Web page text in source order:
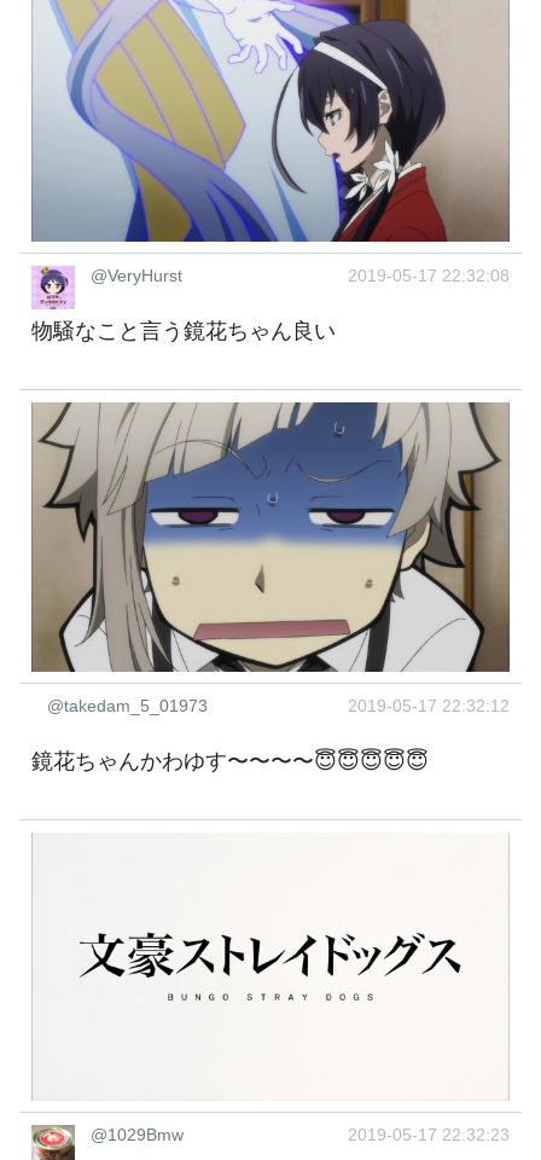
@VeryHurst 2019-05-17 22:32:08
物騒なこと言う鏡花ちゃん良い
@takedam_5_01973 2019-05-17 22:32:12
鏡花ちゃんかわゆす〜〜〜〜😇😇😇😇😇
@1029Bmw 2019-05-17 22:32:23